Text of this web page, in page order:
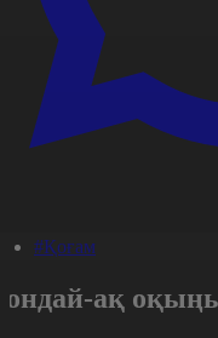
#Қоғам
ақ